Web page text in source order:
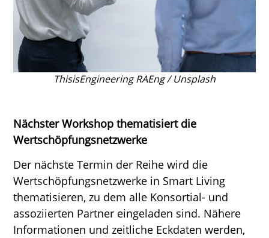
ThisisEngineering RAEng / Unsplash
Nächster Workshop thematisiert die
Wertschöpfungsnetzwerke
Der nächste Termin der Reihe wird die
Wertschöpfungsnetzwerke in Smart Living
thematisieren, zu dem alle Konsortial- und
assoziierten Partner eingeladen sind. Nähere
Informationen und zeitliche Eckdaten werden,